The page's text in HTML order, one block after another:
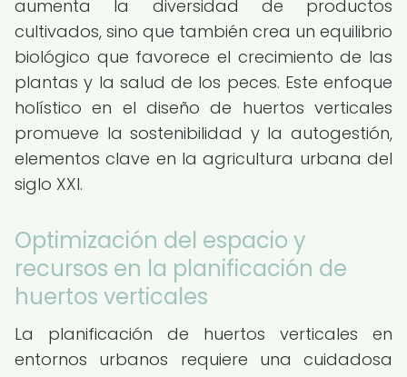
aumenta la diversidad de productos
cultivados, sino que también crea un equilibrio
biológico que favorece el crecimiento de las
plantas y la salud de los peces. Este enfoque
holístico en el diseño de huertos verticales
promueve la sostenibilidad y la autogestión,
elementos clave en la agricultura urbana del
siglo XXI.
Optimización del espacio y
recursos en la planificación de
huertos verticales
La planificación de huertos verticales en
entornos urbanos requiere una cuidadosa